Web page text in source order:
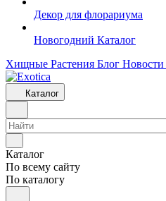
Декор для флорариума
Новогодний Каталог
Хищные Растения Блог Новости
Каталог
Каталог
По всему сайту
По каталогу